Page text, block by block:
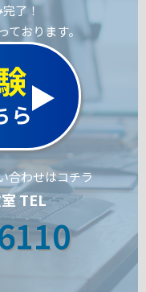
了！
おります。
ら
合わせはコチラ
TEL